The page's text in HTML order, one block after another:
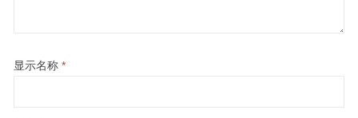
显示名称 *